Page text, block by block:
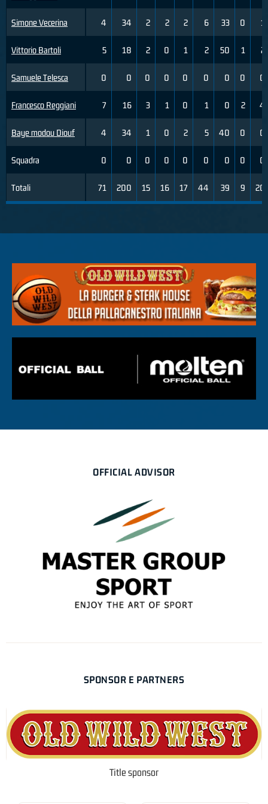
Simone Vecerina
Vittorio Bartoli
Samuele Telesca
Francesco Reggiani
Baye modou Diouf
Squadra
Totali
4 34 2 2 2 6 33 0 1
5 18 2 0 1 2 50 1 2
0 0 0 0 0 0 0 0 0
7 16 3 1 0 1 0 2 4
4 34 1 0 2 5 40 0 0
0 0 0 0 0 0 0 0 0
71 200 15 16 17 44 39 9 20
OFFICIAL ADVISOR
SPONSOR E PARTNERS
Title sponsor